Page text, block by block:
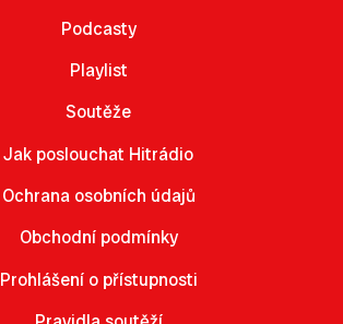
Podcasty
Playlist
Soutěže
Jak poslouchat Hitrádio
Ochrana osobních údajů
Obchodní podmínky
Prohlášení o přístupnosti